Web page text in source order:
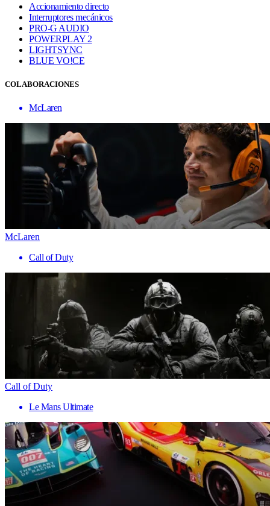
Accionamiento directo
Interruptores mecánicos
PRO-G AUDIO
POWERPLAY 2
LIGHTSYNC
BLUE VO!CE
COLABORACIONES
McLaren
McLaren
Call of Duty
Call of Duty
Le Mans Ultimate